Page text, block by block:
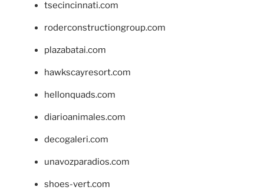
tsecincinnati.com
roderconstructiongroup.com
plazabatai.com
hawkscayresort.com
hellonquads.com
diarioanimales.com
decogaleri.com
unavozparadios.com
shoes-vert.com